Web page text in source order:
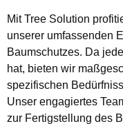
Mit Tree Solution
unserer umfassenden
Baumschutzes. Da
hat, bieten wir
spezifischen
Unser engagiertes
zur Fertigstellung des